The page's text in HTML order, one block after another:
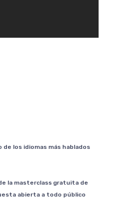
los idiomas más hablados
la masterclass gratuita de
abierta a todo público